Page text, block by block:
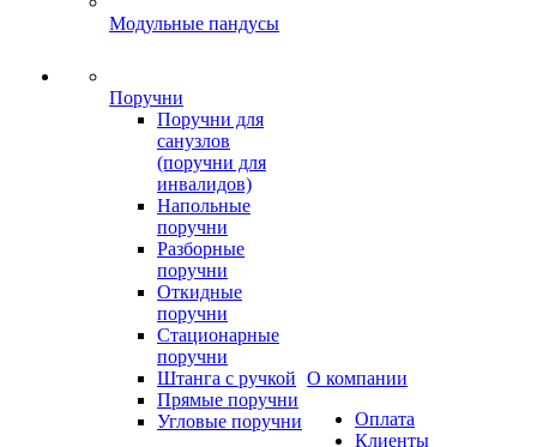
Модульные пандусы
Поручни
Поручни для
санузлов
(поручни для
инвалидов)
Напольные
поручни
Разборные
поручни
Откидные
поручни
Стационарные
поручни
Штанга с ручкой
Прямые поручни
Угловые поручни
О компании
Оплата
Клиенты